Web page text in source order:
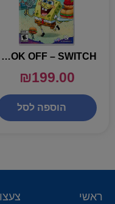
SPONGEBOB KRUSTY COOK OFF – SWITCH
₪199.00
הוספה לסל
ראשי